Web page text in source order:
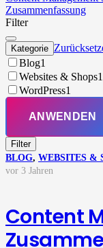
Zusammenfassung
Filter
Kategorie
Blog1
Websites & Shops1
WordPress1
ANWENDEN
Filter
BLOG, WEBSITES &
vor 3 Jahren
Content